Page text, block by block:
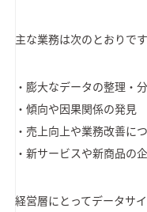
主な業務は次のとおりです
・膨大なデータの整理・
・傾向や因果関係の発見
・売上向上や業務改善に
・新サービスや新商品の
経営層にとってデータサ